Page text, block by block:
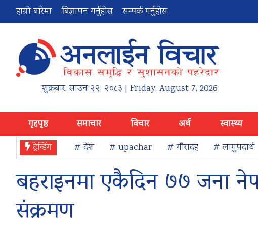
हाम्रो बारेमा बिज्ञापन गर्नुहोस सम्पर्क गर्नुहोस
शुक्रबार,साउन २२, २०८३ | Friday, August 7, 2026
गृहपृष्ठ समाचार विचार अर्थ स्वास्थ्य
ट्रेन्डिंग
# देश # upachar # गौरादह # लागुपदार्थ
बहराइनमा एकैदिन ७७ जना
संक्रमण